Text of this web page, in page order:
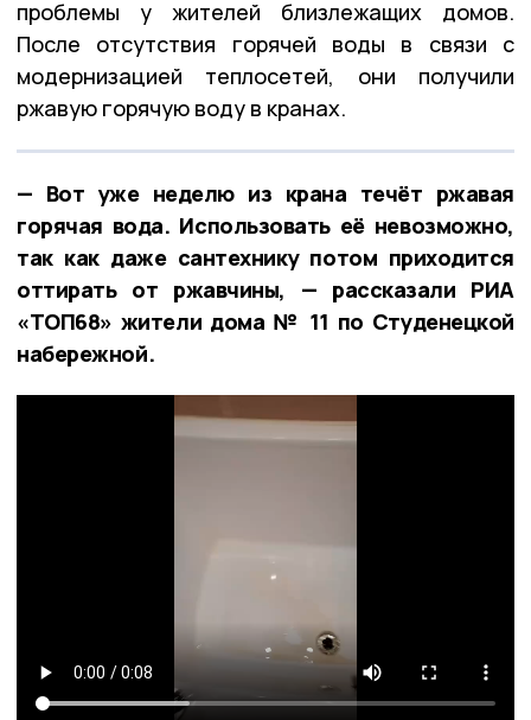
проблемы у жителей близлежащих домов.
После отсутствия горячей воды в связи с
модернизацией теплосетей, они получили
ржавую горячую воду в кранах.
— Вот уже неделю из крана течёт ржавая
горячая вода. Использовать её невозможно,
так как даже сантехнику потом приходится
оттирать от ржавчины, — рассказали РИА
«ТОП68» жители дома № 11 по Студенецкой
набережной.